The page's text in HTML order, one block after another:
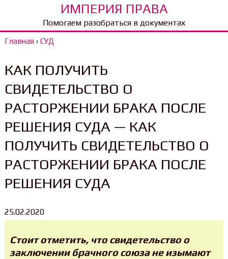
ИМПЕРИЯ ПРАВА
Помогаем разобраться в документах
Главная› СУД
КАК ПОЛУЧИТЬ
СВИДЕТЕЛЬСТВО О
РАСТОРЖЕНИИ БРАКА ПОСЛЕ
РЕШЕНИЯ СУДА — КАК
ПОЛУЧИТЬ СВИДЕТЕЛЬСТВО О
РАСТОРЖЕНИИ БРАКА ПОСЛЕ
РЕШЕНИЯ СУДА
25.02.2020
Стоит отметить, что свидетельство о
заключении брачного союза не изымают